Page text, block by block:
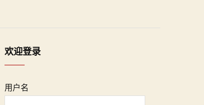
欢迎登录
用户名